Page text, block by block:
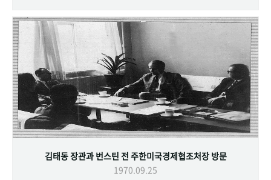
김태동 장관과 번스틴 전 주한미국경제협조처장 방문
1970.09.25